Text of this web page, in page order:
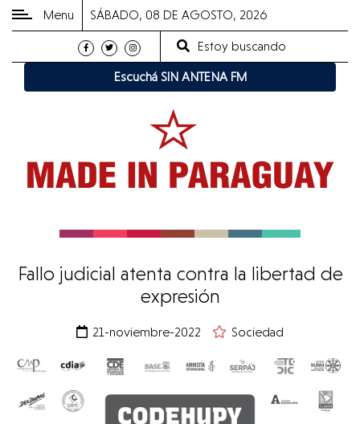
CATEGORÍAS
Política
Ambiente
Punto
Vista
Menu SÁBADO, 08 DE AGOSTO, 2026
Estoy buscando
Escuchá SIN ANTENA FM
Fallo judicial atenta contra la libertad de
expresión
21-noviembre-2022 Sociedad